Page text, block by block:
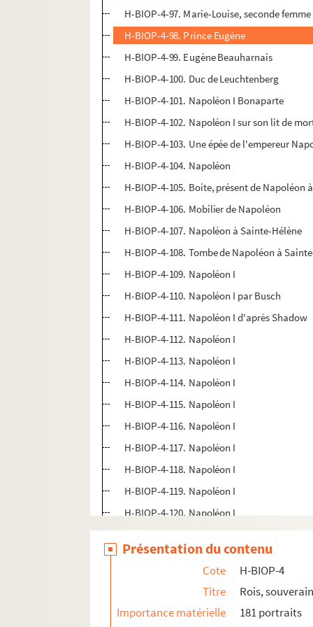
H-BIOP-4-97. Marie-Louise, seconde
H-BIOP-4-98. Prince Eugène
H-BIOP-4-99. Eugène Beauharnais
H-BIOP-4-100. Duc de Leuchtenberg
H-BIOP-4-101. Napoléon I Bonaparte
H-BIOP-4-102. Napoléon I sur son lit de
H-BIOP-4-103. Une épée de l'empereur
H-BIOP-4-104. Napoléon
H-BIOP-4-105. Boite, présent de Napoléon
H-BIOP-4-106. Mobilier de Napoléon
H-BIOP-4-107. Napoléon à Sainte-Hélène
H-BIOP-4-108. Tombe de Napoléon à
H-BIOP-4-109. Napoléon I
H-BIOP-4-110. Napoléon I par Busch
H-BIOP-4-111. Napoléon I d'après Shadow
H-BIOP-4-112. Napoléon I
H-BIOP-4-113. Napoléon I
H-BIOP-4-114. Napoléon I
H-BIOP-4-115. Napoléon I
H-BIOP-4-116. Napoléon I
H-BIOP-4-117. Napoléon I
H-BIOP-4-118. Napoléon I
H-BIOP-4-119. Napoléon I
H-BIOP-4-120. Napoléon I
H-BIOP-4-121. Napoléon I
H-BIOP-4-122. Napoléon I
H-BIOP-4-123. Napoléon I
H-BIOP-4-124. Napoléon I
H-BIOP-4-125. Napoléon I
Présentation du contenu
Cote
H-BIOP-4
Titre
Rois,
Importance matérielle
181 portraits